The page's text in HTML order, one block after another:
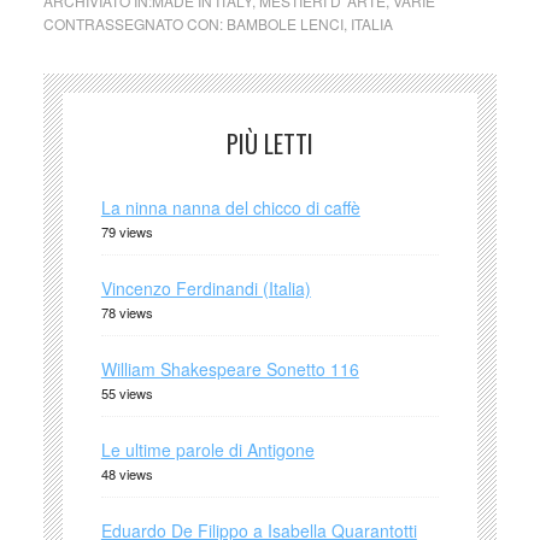
CONTRASSEGNATO CON: BAMBOLE LENCI, ITALIA
PIÙ LETTI
La ninna nanna del chicco di caffè
79 views
Vincenzo Ferdinandi (Italia)
78 views
William Shakespeare Sonetto 116
55 views
Le ultime parole di Antigone
48 views
Eduardo De Filippo a Isabella Quarantotti